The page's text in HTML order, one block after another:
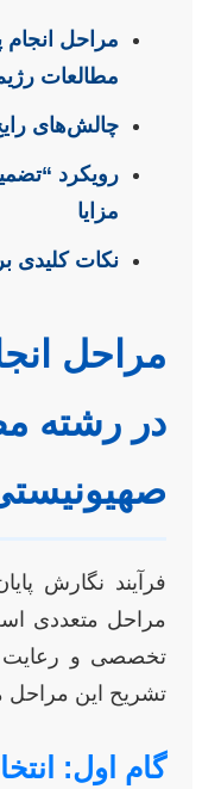
مراحل انجام
مطالعات
چالش‌های
رویکرد
مزایا
نکات کلیدی
مراحل
در رشته
فرآیند نگارش
مراحل متعددی
تخصصی و رعایت
تشریح این مراحل
گام اول: